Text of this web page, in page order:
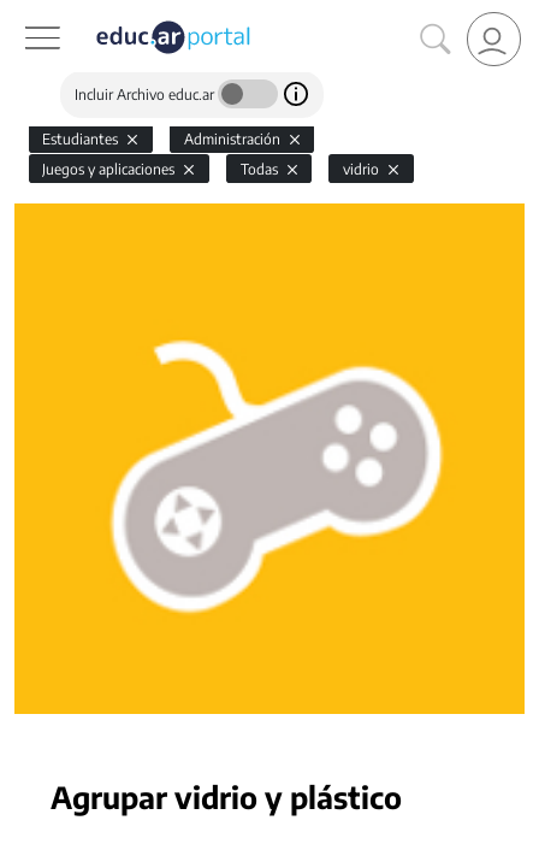
Incluir Archivo educ.ar
Estudiantes
Administración
Juegos y aplicaciones
Todas vidrio
Agrupar vidrio y plástico